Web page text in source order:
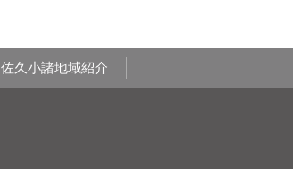
佐久小諸地域紹介